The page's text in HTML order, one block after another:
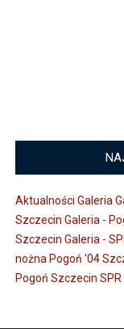
Aktualności Galeria
Szczecin Galeria -
Szczecin Galeria -
nożna Pogoń '04
Pogoń Szczecin